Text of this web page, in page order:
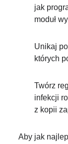
jak
moduł
Unikaj
których
Twórz
infekcji
z kopii
Aby jak